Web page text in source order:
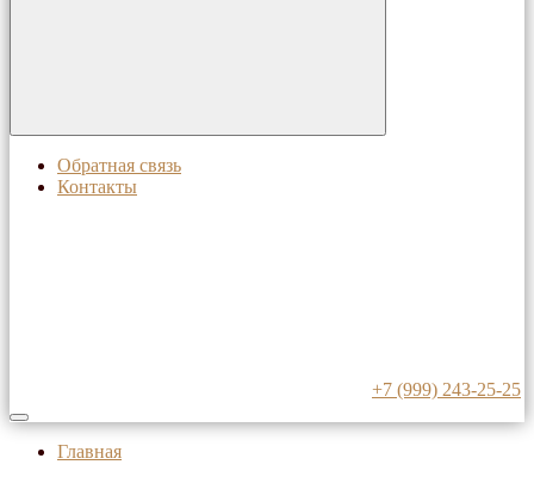
Обратная связь
Контакты
+7 (999) 243-25-25
Главная